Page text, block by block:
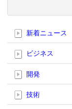
新着ニュース
ビジネス
開発
技術